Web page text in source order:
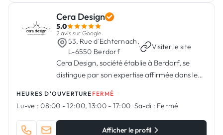
Cera Design
5.0
2 avis sur Google
53, Rue d'Echternach,
L-6550 Berdorf
· Visiter le site
Cera Design, société établie à Berdorf, se
distingue par son expertise affirmée dans le
de mosaïques, offrant également une gamme
complète de produits et de services dans le
secteur du revêtement
HEURES D'OUVERTURE FERMÉ
Lu-ve : 08:00 - 12:00, 13:00 - 17:00·Sa-di : Fermé
Afficher le profil